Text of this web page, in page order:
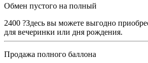
Обмен пустого на полный
2400 ?Здесь вы можете выгодно
для вечеринки или дня рождения.
Продажа полного баллона